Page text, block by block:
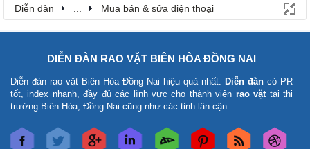
Diễn đàn Mua bán & sửa điện thoại
DIỄN ĐÀN RAO VẶT BIÊN HÒA ĐỒNG NAI
Diễn đàn rao vặt Biên Hòa Đồng Nai hiệu quả nhất. Diễn đàn có PR
tốt, index nhanh, đầy đủ các lĩnh vực cho thành viên rao vặt tại thị
trường Biên Hòa, Đồng Nai cũng như các tỉnh lân cận.